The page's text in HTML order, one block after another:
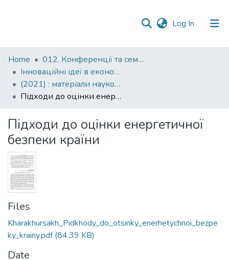
Log In (current)
Communities
&
Collections
All of DSpace
Statistics
Home
012. Конференції та семінари НаУКМА
Інноваційні ідеї в економічній науці: пошуки вирішення сучасних проблем: матеріали науково-практичної конференції
(2021) : матеріали науково-практичної конференції, 21 жовтня 2021 року
Підходи до оцінки енергетичної безпеки країни
Підходи до оцінки енергетичної
безпеки країни
Files
Kharakhursakh_Pidkhody_do_otsinky_enerhetychnoi_bezpe
ky_krainy.pdf(84.39 KB)
Date